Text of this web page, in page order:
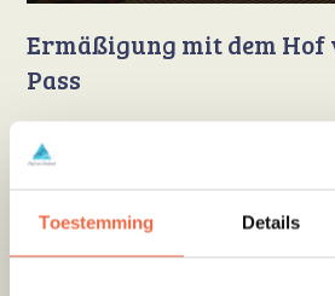
Toestemming Details
Ermäßigung mit dem Hof
Pass
Es werden verschiedene
Zeeuws Museum organisiert. Es ist
teilzunehmen, bei der ein Guide